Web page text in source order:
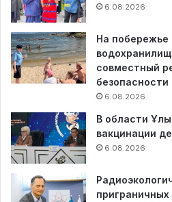
6.08.2026
На побережье
совместный
6.08.2026
В области
вакцинации
6.08.2026